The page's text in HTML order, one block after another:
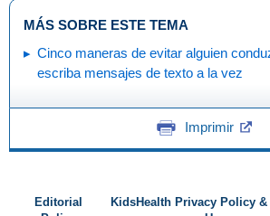
MÁS SOBRE ESTE TEMA
Cinco maneras de evitar alguien
escriba mensajes de texto a la vez
Imprimir
Editorial
KidsHealth Privacy Policy &